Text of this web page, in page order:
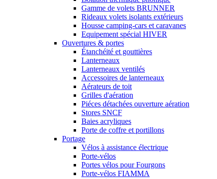
Gamme de volets BRUNNER
Rideaux volets isolants extérieurs
Housse camping-cars et caravanes
Equipement spécial HIVER
Ouvertures & portes
Étanchéité et gouttières
Lanterneaux
Lanterneaux ventilés
Accessoires de lanterneaux
Aérateurs de toit
Grilles d'aération
Piéces détachées ouverture aération
Stores SNCF
Baies acryliques
Porte de coffre et portillons
Portage
Vélos à assistance électrique
Porte-vélos
Portes vélos pour Fourgons
Porte-vélos FIAMMA